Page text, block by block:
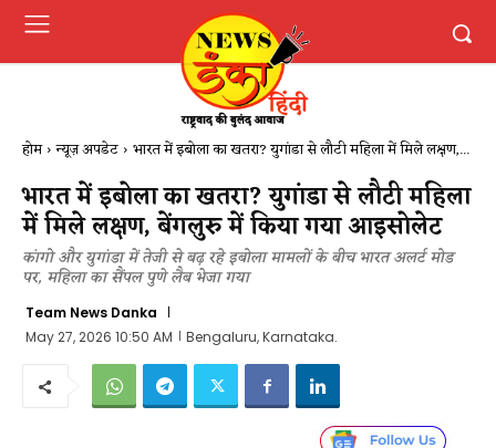
होम न्यूज़ अपडेट भारत में इबोला का खतरा? युगांडा से लौटी महिला में मिले लक्षण,...
भारत में इबोला का खतरा? युगांडा से लौटी महिला
में मिले लक्षण, बेंगलुरु में किया गया आइसोलेट
कांगो और युगांडा में तेजी से बढ़ रहे इबोला मामलों के बीच भारत अलर्ट मोड
पर, महिला का सैंपल पुणे लैब भेजा गया
Team News Danka
May 27, 2026 10:50 AM
Bengaluru, Karnataka.